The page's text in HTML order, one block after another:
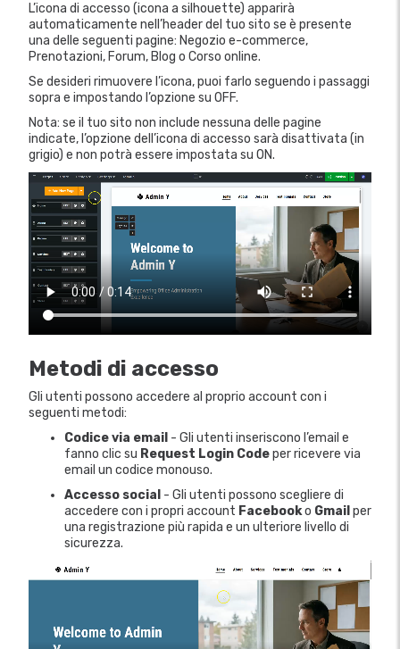
L’icona di accesso (icona a silhouette) apparirà
automaticamente nell’header del tuo sito se è presente
una delle seguenti pagine: Negozio e-commerce,
Prenotazioni, Forum, Blog o Corso online.
Se desideri rimuovere l’icona, puoi farlo seguendo i passaggi
sopra e impostando l’opzione su OFF.
Nota: se il tuo sito non include nessuna delle pagine
indicate, l’opzione dell’icona di accesso sarà disattivata (in
grigio) e non potrà essere impostata su ON.
Metodi di accesso
Gli utenti possono accedere al proprio account con i
seguenti metodi:
Codice via email - Gli utenti inseriscono l’email e
fanno clic su Request Login Codeper ricevere via
email un codice monouso.
Accesso social - Gli utenti possono scegliere di
accedere con i propri account Facebooko Gmail per
una registrazione più rapida e un ulteriore livello di
sicurezza.